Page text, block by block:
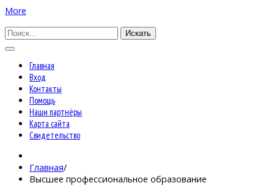
More
Искать
Главная
Вход
Контакты
Помощь
Наши партнёры
Карта сайта
Свидетельство
Главная/
Высшее профессиональное образование